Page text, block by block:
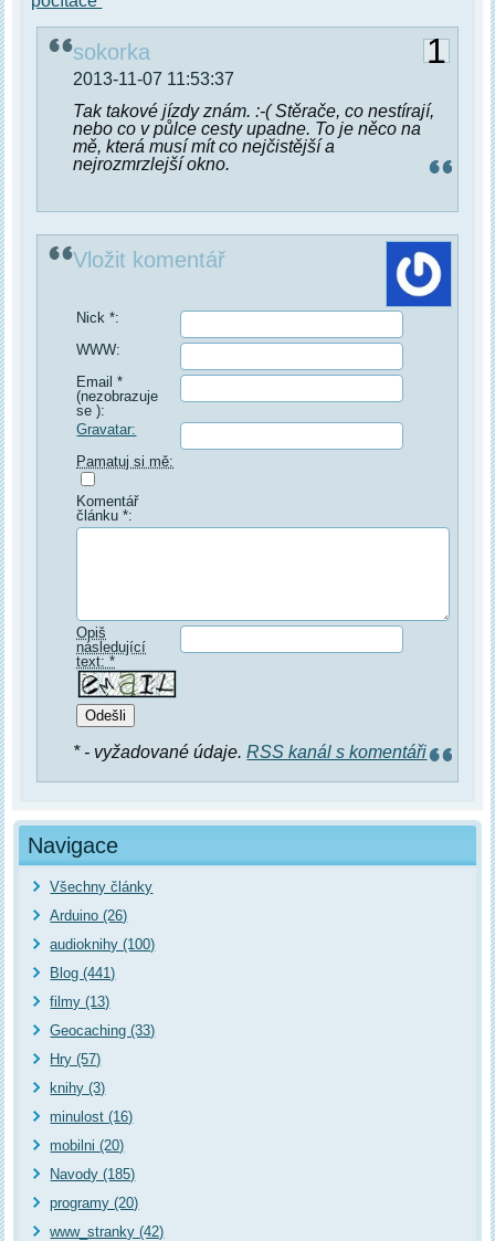
1
sokorka
2013-11-07 11:53:37
Tak takové jízdy znám. :-( Stěrače, co nestírají,
nebo co v půlce cesty upadne. To je něco na
mě, která musí mít co nejčistější a
nejrozmrzlejší ok­no.
Vložit komentář
Nick *:
WWW:
Email *
(nezobrazuje
se ):
Gravatar:
Pamatuj si mě:
Komentář
článku *:
Opiš
následující
text: *
* - vyžadované údaje.RSS kanál s komentáři
Navigace
Všechny články
Arduino (26)
audioknihy (100)
Blog (441)
filmy (13)
Geocaching (33)
Hry (57)
knihy (3)
minulost (16)
mobilni (20)
Navody (185)
programy (20)
www_stranky (42)